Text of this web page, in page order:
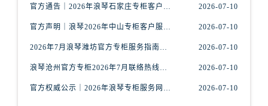
官方通告｜2026年浪琴石家庄专柜客户服务中心热线7月公示 2026-07-10
官方声明｜浪琴2026年中山专柜客户服务热线7月更新（专柜名录公示） 2026-07-10
2026年7月浪琴潍坊官方专柜服务指南｜客户服务热线+门店核验 2026-07-10
浪琴沧州官方专柜2026年7月联络热线｜客服服务指南+门店信息 2026-07-10
官方权威公示｜2026年浪琴专柜服务网络焕新：中山区门店客服热线全核验 2026-07-10